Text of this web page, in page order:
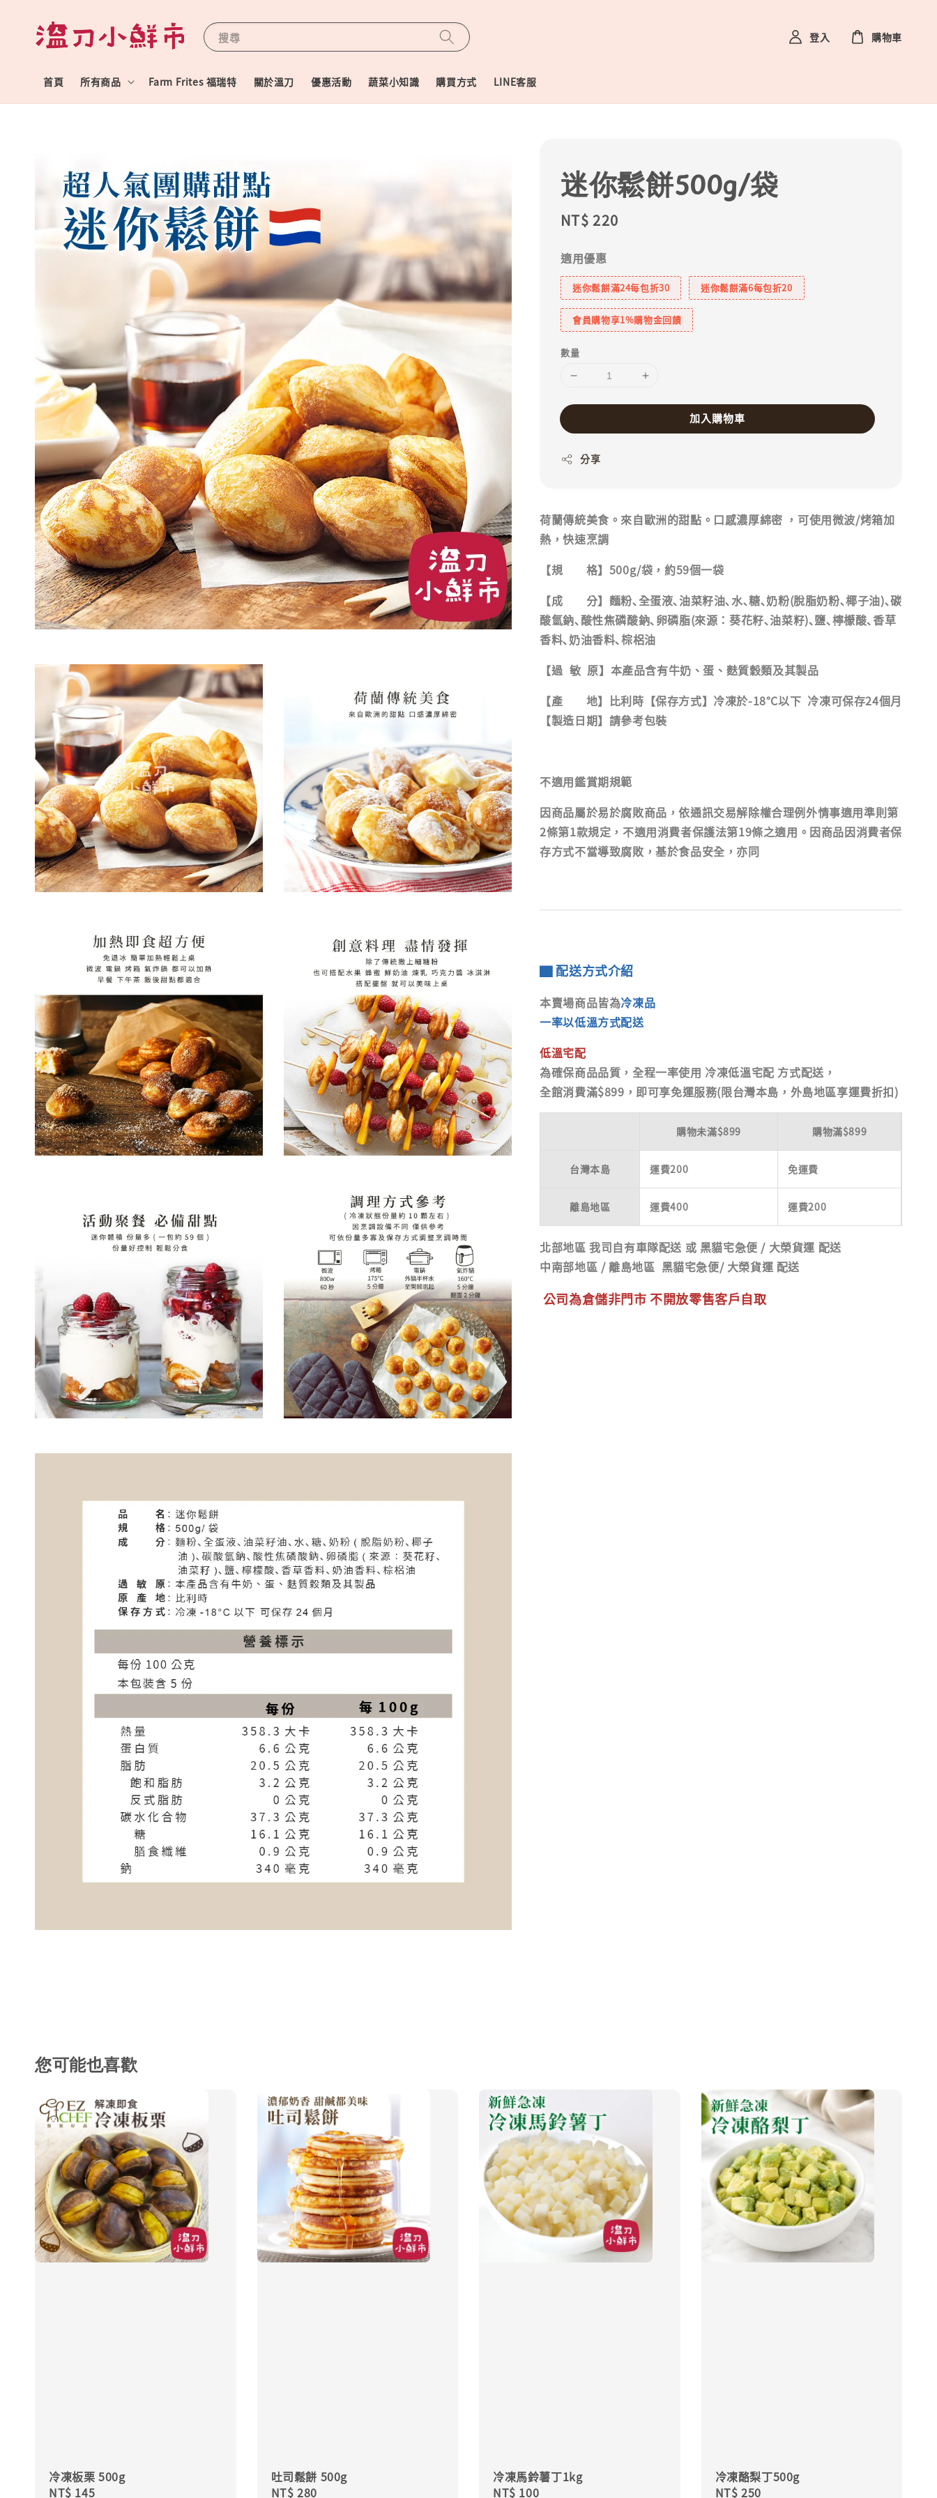
搜尋
首頁 所有商品 Farm Frites 福瑞特 關於溫刀 優惠活動 蔬菜小知識 購買方式 LINE客服
登入 購物車
迷你鬆餅500g/袋
Regular
NT$ 220
適用優惠
迷你鬆餅滿24每包折30 迷你鬆餅滿6每包折20
會員購物享1%購物金回饋
數量
加入購物車
分享
荷蘭傳統美食。來自歐洲的甜點。口感濃厚綿密 ，可使用微波/烤箱加
熱，快速烹調
【規 格】500g/袋，約59個一袋
【成 分】麵粉､全蛋液､油菜籽油､水､糖､奶粉(脫脂奶粉､椰子油)､碳
酸氫鈉､酸性焦磷酸鈉､卵磷脂(來源：葵花籽､油菜籽)､鹽､檸檬酸､香草
香料､奶油香料､棕梠油
【過 敏 原】本產品含有牛奶、蛋、麩質穀類及其製品
【產 地】比利時【保存方式】冷凍於-18°C以下 冷凍可保存24個月
【製造日期】請參考包裝
不適用鑑賞期規範
因商品屬於易於腐敗商品，依通訊交易解除權合理例外情事適用準則第
2條第1款規定，不適用消費者保護法第19條之適用。因商品因消費者保
存方式不當導致腐敗，基於食品安全，亦同
▇ 配送方式介紹
本賣場商品皆為冷凍品
一率以低溫方式配送
低溫宅配
為確保商品品質，全程一率使用 冷凍低溫宅配 方式配送，
全館消費滿$899，即可享免運服務(限台灣本島，外島地區享運費折扣)
購物未滿$899 購物滿$899
台灣本島 運費200 免運費
離島地區 運費400 運費200
北部地區 我司自有車隊配送 或 黑貓宅急便 / 大榮貨運 配送
中南部地區 / 離島地區 黑貓宅急便/ 大榮貨運 配送
公司為倉儲非門市 不開放零售客戶自取
您可能也喜歡
冷凍板栗 500g
Regular
NT$ 145
吐司鬆餅 500g
Regular
NT$ 280
冷凍馬鈴薯丁1kg
Regular
NT$ 100
冷凍酪梨丁500g
Regular
NT$ 250